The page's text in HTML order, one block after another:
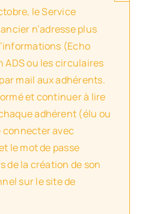
le Service
n’adresse plus
(Echo
ADS ou les circulaires
mail aux adhérents.
et continuer à lire
adhérent (élu ou
avec
le mot de passe
de la création de son
sur le site de